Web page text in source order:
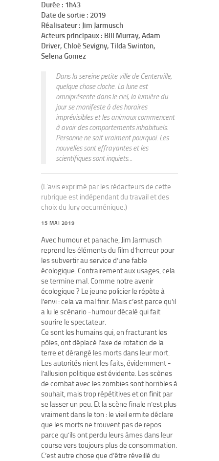
Durée : 1h43
Date de sortie : 2019
Réalisateur : Jim Jarmusch
Acteurs principaux : Bill Murray, Adam
Driver, Chloë Sevigny, Tilda Swinton,
Selena Gomez
Dans la sereine petite ville de Centerville,
quelque chose cloche. La lune est
omniprésente dans le ciel, la lumière du
jour se manifeste à des horaires
imprévisibles et les animaux commencent
à avoir des comportements inhabituels.
Personne ne sait vraiment pourquoi. Les
nouvelles sont effrayantes et les
scientifiques sont inquiets...
(L'avis exprimé par les rédacteurs de cette
rubrique est indépendant du travail et des
choix du Jury oecuménique.)
15 MAI 2019
Avec humour et panache, Jim Jarmusch
reprend les éléments du film d’horreur pour
les subvertir au service d’une fable
écologique. Contrairement aux usages, cela
se termine mal. Comme notre avenir
écologique ? Le jeune policier le répète à
l’envi : cela va mal finir. Mais c’est parce qu’il
a lu le scénario -humour décalé qui fait
sourire le spectateur.
Ce sont les humains qui, en fracturant les
pôles, ont déplacé l’axe de rotation de la
terre et dérangé les morts dans leur mort.
Les autorités nient les faits, évidemment -
l’allusion politique est évidente. Les scènes
de combat avec les zombies sont horribles à
souhait, mais trop répétitives et on finit par
se lasser un peu. Et la scène finale n’est plus
vraiment dans le ton : le vieil ermite déclare
que les morts ne trouvent pas de repos
parce qu’ils ont perdu leurs âmes dans leur
course vers toujours plus de consommation.
C’est autre chose que d’être réveillé du